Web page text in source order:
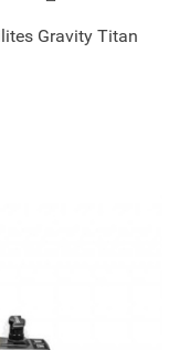
Gravity Titan